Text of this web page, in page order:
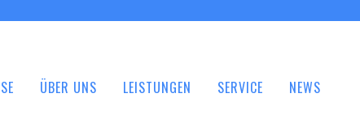
ÜBER UNS LEISTUNGEN SERVICE NEWS